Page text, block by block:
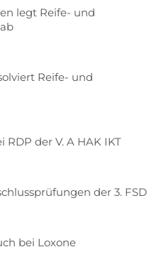
legt Reife- und
Reife- und
RDP der V. A HAK IKT
der 3. FSD
bei Loxone